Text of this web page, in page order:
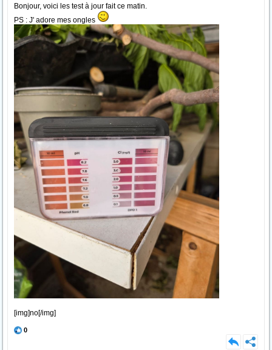
Bonjour, voici les test à jour fait ce matin.
PS : J' adore mes ongles
[img]no[/img]
0